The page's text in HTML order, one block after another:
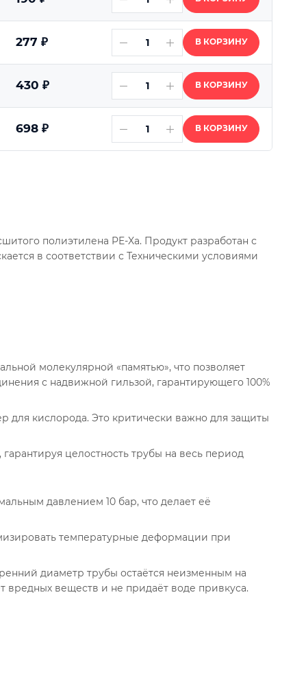
277 ₽ В КОРЗИНУ
430 ₽ В КОРЗИНУ
698 ₽ В КОРЗИНУ
полиэтилена PE-Xa. Продукт разработан с
в соответствии с Техническими условиями
молекулярной «памятью», что позволяет
с надвижной гильзой, гарантирующего 100%
для кислорода. Это критически важно для защиты
целостность трубы на весь период
давлением 10 бар, что делает её
температурные деформации при
диаметр трубы остаётся неизменным на
вредных веществ и не придаёт воде привкуса.